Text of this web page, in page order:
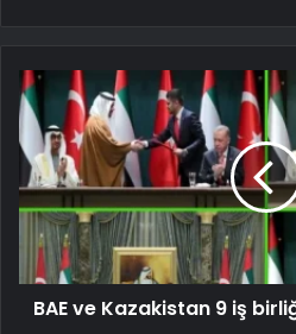
BAE ve Kazakistan 9 iş